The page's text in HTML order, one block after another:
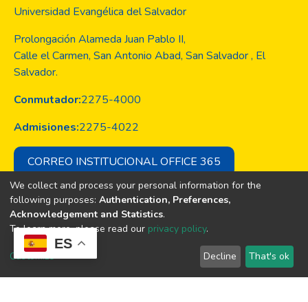
ES
Universidad Evangélica del Salvador
Prolongación Alameda Juan Pablo II,
Calle el Carmen, San Antonio Abad, San Salvador , El
Salvador.
Conmutador:2275-4000
Admisiones:2275-4022
CORREO INSTITUCIONAL OFFICE 365
Copyright © Todos los derechos son
de la Universidad Evangélica de El
We collect and process your personal information for the
following purposes: Authentication, Preferences,
Acknowledgement and Statistics.
To learn more, please read our privacy policy.
Customize Decline That's ok